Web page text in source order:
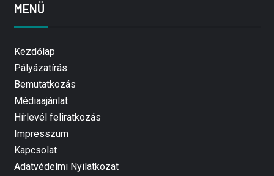
MENÜ
Kezdőlap
Pályázatírás
Bemutatkozás
Médiaajánlat
Hírlevél feliratkozás
Impresszum
Kapcsolat
Adatvédelmi Nyilatkozat